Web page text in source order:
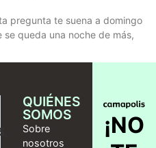
pregunta te suena a domingo
queda una noche de más,
QUIÉNES
SOMOS
Sobre
nosotros
¡NO